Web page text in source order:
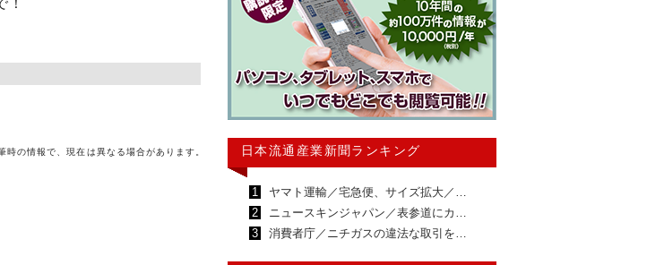
時の情報で、現在は異なる場合があります。 日本流通産業新聞ランキング
1
ヤマト運輸／宅急便、サイズ拡大／…
2
ニュースキンジャパン／表参道にカ…
3
消費者庁／ニチガスの違法な取引を…